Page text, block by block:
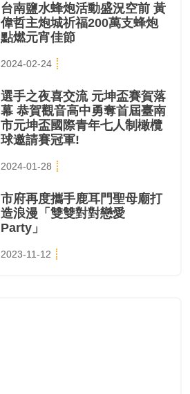
台南鹽水蜂炮活動盛況空前 黃
偉哲主炮城祈福200萬支蜂炮
點燃元宵佳節
2024-02-24
選手之夜喜交流 元坤盃賽賀落
幕 恭賀觀音高中勇奪首屆臺南
市元坤盃國際青年七人制橄欖
球邀請賽冠軍!
2024-01-28
市府再度攜手鹿耳門聖母廟打
造浪漫「雙雙對對戀愛
Party」
2023-11-12